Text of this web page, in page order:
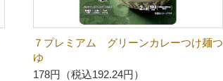
７プレミアム グリーンカレーつけ麺つ
ゆ
178円（税込192.24円）